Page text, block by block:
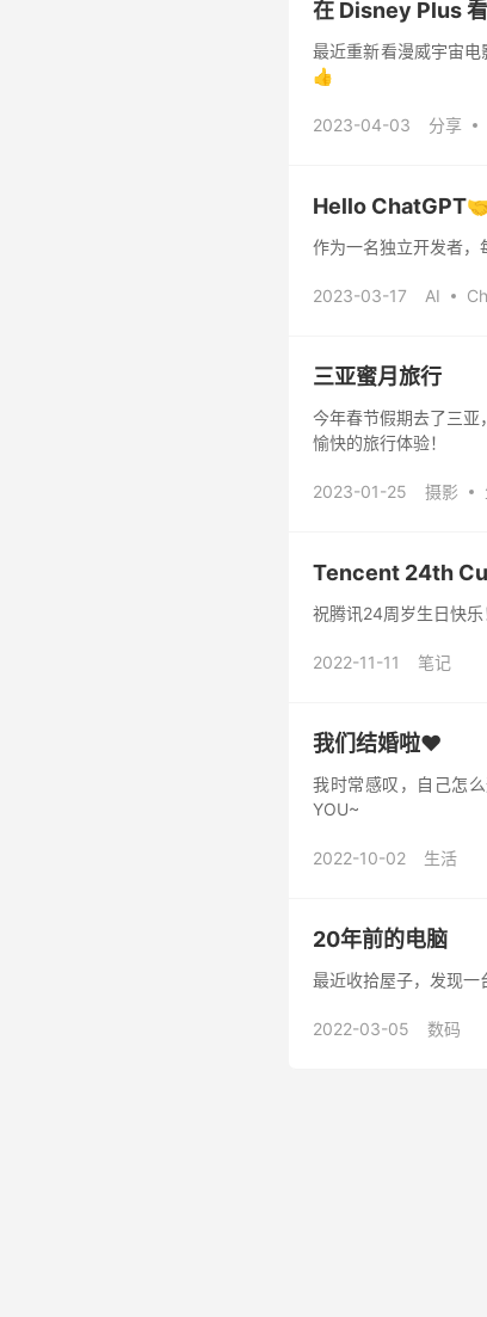
在 Disney Plus
最近重新看漫威宇宙
👍
2023-04-03 分享
Hello
作为一名独立开发者
2023-03-17 AI
三亚蜜月旅行
今年春节假期去了三
愉快的旅行体验！
2023-01-25 摄影
Tencent 24th
祝腾讯24周岁生日快乐
2022-11-11 笔记
我们结婚啦❤️
我时常感叹，自己怎
YOU~
2022-10-02 生活
20年前的电脑
最近收拾屋子，发现
2022-03-05 数码